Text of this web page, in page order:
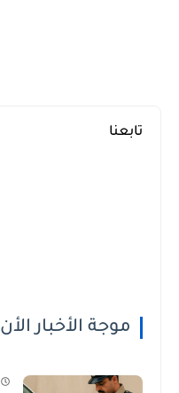
تابعنا
موجة الأخبار الأن